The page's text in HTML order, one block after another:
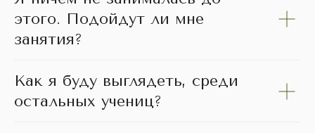
этого. Подойдут ли мне
занятия?
Как я буду выглядеть, среди
остальных учениц?